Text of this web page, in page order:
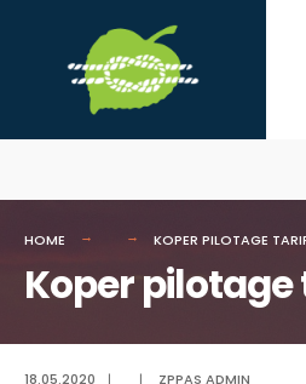
content
HOME KOPER PILOTAGE
Koper pilotage
18.05.2020 | | ZPPAS ADMIN